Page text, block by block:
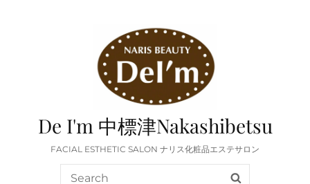
De I'm 中標津Nakashibetsu
FACIAL ESTHETIC SALON ナリス化粧品エステサロン
Search